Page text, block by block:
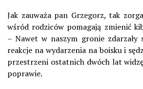
Jak zauważa pan Grzegorz, tak
wśród rodziców pomagają zmienić
– Nawet w naszym gronie zdarzały
reakcje na wydarzenia na boisku i
przestrzeni ostatnich dwóch lat
poprawie.